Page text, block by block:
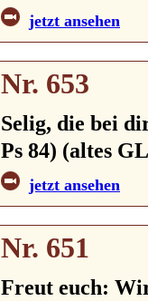
jetzt ansehen
Nr. 653
Selig, die bei
Ps 84) (altes
jetzt ansehen
Nr. 651
Freut euch: